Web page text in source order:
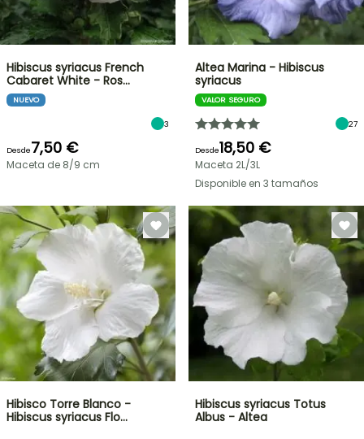
Hibiscus syriacus French
Cabaret White - Ros…
NUEVO
3
Desde7,50 €
Maceta de 8/9 cm
Altea Marina - Hibiscus
syriacus
VALOR SEGURO
27
Desde18,50 €
Maceta 2L/3L
Disponible en 3 tamaños
Hibisco Torre Blanco -
Hibiscus syriacus Flo…
Hibiscus syriacus Totus
Albus - Altea